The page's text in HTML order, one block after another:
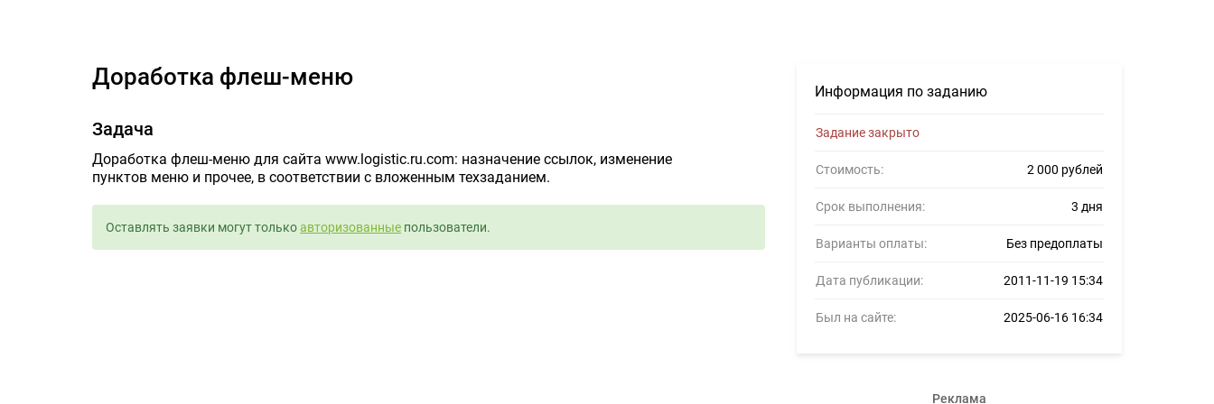
Информация по заданию
Задание закрыто
Стоимость: 2 000 рублей
Срок выполнения: 3 дня
Варианты оплаты: Без предоплаты
Дата публикации: 2011-11-19 15:34
Был на сайте: 2025-06-16 16:34
Реклама
Доработка флеш-меню
Задача
Доработка флеш-меню для сайта www.logistic.ru.com: назначение ссылок, изменение
пунктов меню и прочее, в соответствии с вложенным техзаданием.
Оставлять заявки могут толькоавторизованные пользователи.